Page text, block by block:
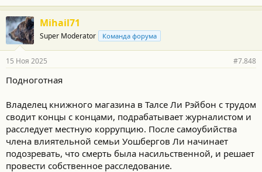
Mihail71
Super Moderator Команда форума
15 Ноя 2025 #7.848
Подноготная
Владелец книжного магазина в Талсе Ли Рэйбон с трудом
сводит концы с концами, подрабатывает журналистом и
расследует местную коррупцию. После самоубийства
члена влиятельной семьи Уошбергов Ли начинает
подозревать, что смерть была насильственной, и решает
провести собственное расследование.